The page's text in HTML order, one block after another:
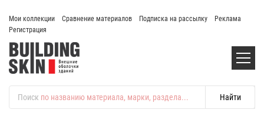
Мои коллекции Сравнение материалов Подписка на рассылку
Реклама
Регистрация
Поиск по названию материала, марки, раздела...